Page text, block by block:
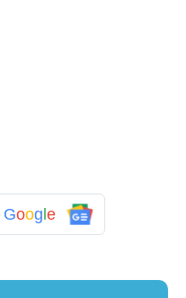
Google